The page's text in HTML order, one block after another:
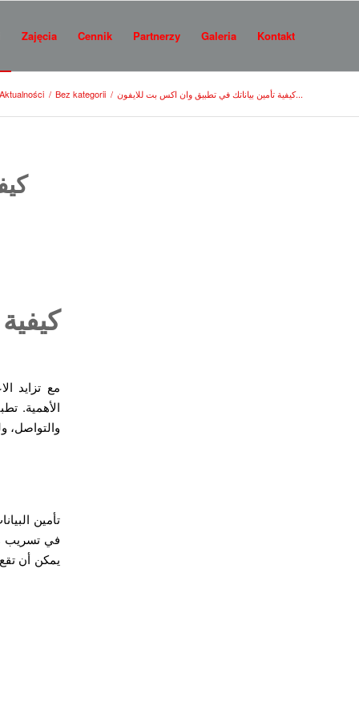
Zajęcia Cennik Partnerzy Galeria Kontakt
Aktualności / Bez kategorii / كيفية تأمين بياناتك في تطبيق وان اكس بت للايفون...
مع تزايد
الأهمية.
والتواصل،
تأمين
في تسريب
يمكن أن